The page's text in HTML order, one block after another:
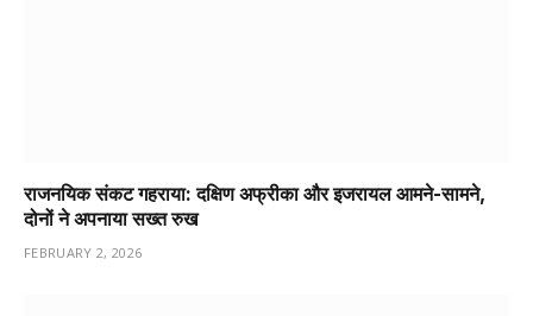
राजनयिक संकट गहराया: दक्षिण अफ्रीका और इजरायल आमने-सामने,
दोनों ने अपनाया सख्त रुख
FEBRUARY 2, 2026